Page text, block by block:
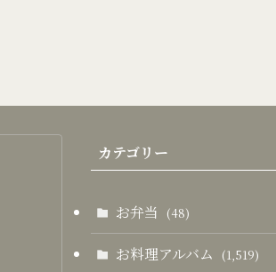
カテゴリー
お弁当 (48)
お料理アルバム (1,519)